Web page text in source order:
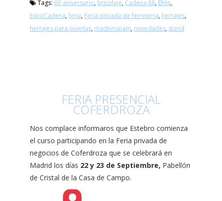
Tags: 60 aniversario, bricolaje, Cadena 88, Ehlis,
ExpoCadena,feria, Feria privada de ferreteria, herrajes,
herrajes para puertas, madeinspain, novedades, stand
FERIA PRESENCIAL
COFERDROZA
Nos complace informaros que Estebro comienza
el curso participando en la Feria privada de
negocios de Coferdroza que se celebrará en
Madrid los días 22 y 23 de Septiembre, Pabellón
de Cristal de la Casa de Campo.